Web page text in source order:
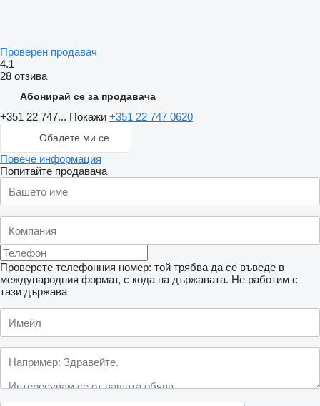
Проверен продавач
4.1
28 отзива
Абонирай се за продавача
+351 22 747... Покажи +351 22 747 0620
Обадете ми се
Повече информация
Попитайте продавача
Проверете телефонния номер: той трябва да се въведе в
международния формат, с кода на държавата. Не работим с
тази държава